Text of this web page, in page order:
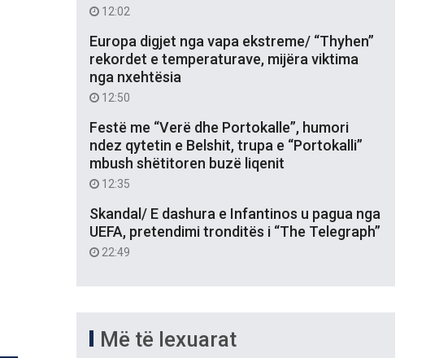
12:02
Europa digjet nga vapa ekstreme/ “Thyhen”
rekordet e temperaturave, mijëra viktima
nga nxehtësia
12:50
Festë me “Verë dhe Portokalle”, humori
ndez qytetin e Belshit, trupa e “Portokalli”
mbush shëtitoren buzë liqenit
12:35
Skandal/ E dashura e Infantinos u pagua nga
UEFA, pretendimi tronditës i “The Telegraph”
22:49
Më të lexuarat